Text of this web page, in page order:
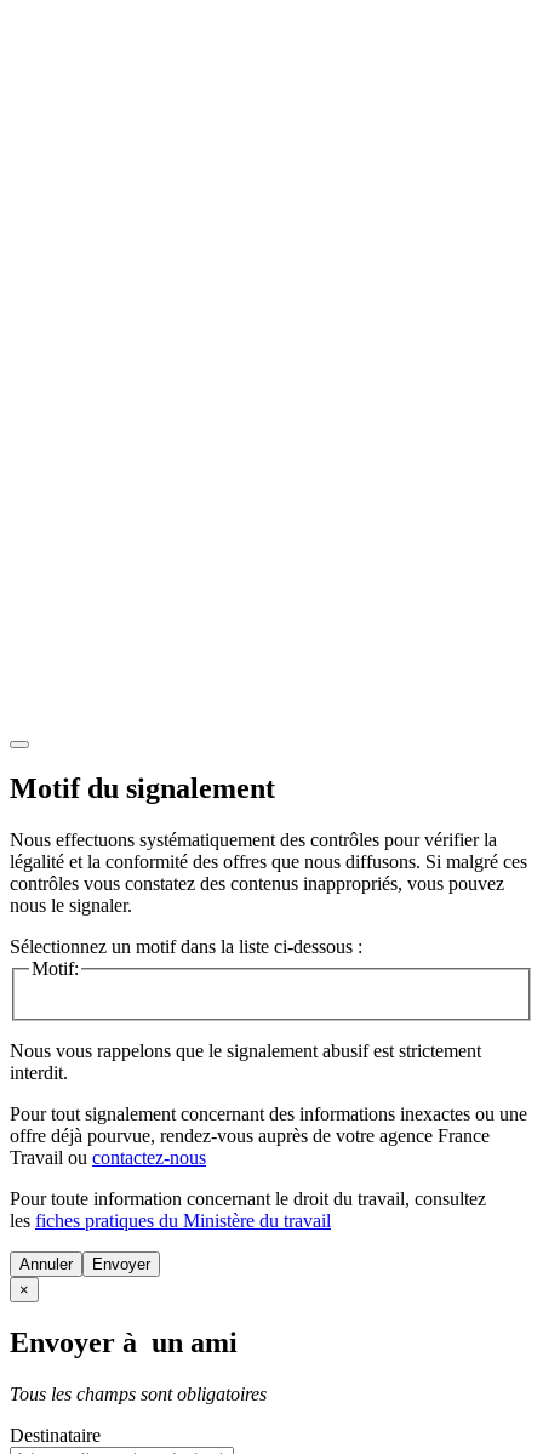
Motif du signalement
Nous effectuons systématiquement des contrôles pour vérifier la
légalité et la conformité des offres que nous diffusons. Si malgré ces
contrôles vous constatez des contenus inappropriés, vous pouvez
nous le signaler.
Sélectionnez un motif dans la liste ci-dessous :
Motif:
Nous vous rappelons que le signalement abusif est strictement
interdit.
Pour tout signalement concernant des informations inexactes ou une
offre déjà pourvue, rendez-vous auprès de votre agence France
Travail ou contactez-nous
Pour toute information concernant le droit du travail, consultez
les fiches pratiques du Ministère du travail
Annuler
×
Envoyer à un ami
Tous les champs sont obligatoires
Destinataire